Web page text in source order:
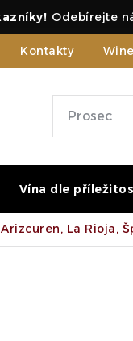
Odebírejte
Kontakty
Vína dle
Arizcuren, La Rioja,